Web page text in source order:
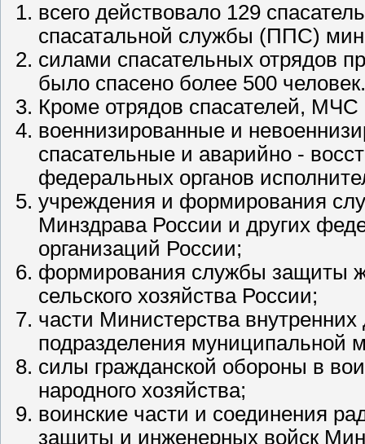
всего действовало 129
спасатальной службы (ППС)
силами спасательных отрядов
было спасено более 500 человек.
Кроме отрядов спасателей, МЧС
военнизированные и
спасательные и аварийно -
федеральных органов
учреждения и формирования
Минздрава России и других
организаций России;
формирования службы защиты
сельского хозяйства России;
части Министерства
подразделения муниципальной
силы гражданской обороны в
народного хозяйства;
воинские части и соединения
защиты и инженерных войск